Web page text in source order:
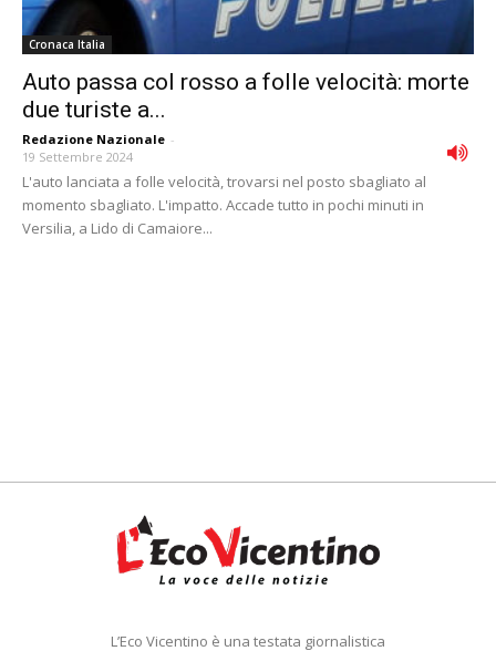
Cronaca Italia
Auto passa col rosso a folle velocità: morte
due turiste a...
Redazione Nazionale -
19 Settembre 2024
L'auto lanciata a folle velocità, trovarsi nel posto sbagliato al
momento sbagliato. L'impatto. Accade tutto in pochi minuti in
Versilia, a Lido di Camaiore...
L’Eco Vicentino è una testata giornalistica